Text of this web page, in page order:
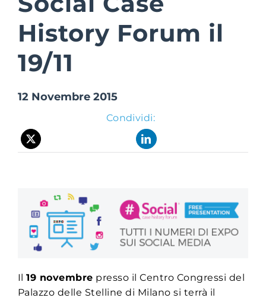
Suite Login
History Forum il
19/11
12 Novembre 2015
Condividi:
Il19 novembre presso il Centro Congressi del
Palazzo delle Stelline di Milano si terrà il